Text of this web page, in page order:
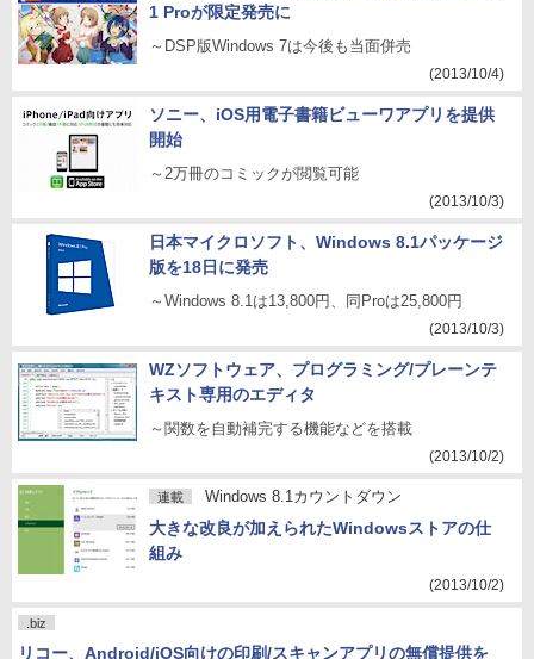
1 Proが限定発売に
～DSP版Windows 7は今後も当面併売
(2013/10/4)
ソニー、iOS用電子書籍ビューワアプリを提供
開始
～2万冊のコミックが閲覧可能
(2013/10/3)
日本マイクロソフト、Windows 8.1パッケージ
版を18日に発売
～Windows 8.1は13,800円、同Proは25,800円
(2013/10/3)
WZソフトウェア、プログラミング/プレーンテ
キスト専用のエディタ
～関数を自動補完する機能などを搭載
(2013/10/2)
連載 Windows 8.1カウントダウン
大きな改良が加えられたWindowsストアの仕
組み
(2013/10/2)
.biz
リコー、Android/iOS向けの印刷/スキャンアプリの無償提供を